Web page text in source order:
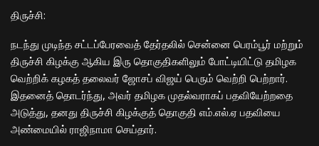
​திருச்சி:
நடந்து முடிந்த சட்டப்பேரவைத் தேர்தலில் சென்னை பெரம்பூர் மற்றும்
திருச்சி கிழக்கு ஆகிய இரு தொகுதிகளிலும் போட்டியிட்டு தமிழக
வெற்றிக் கழகத் தலைவர் ஜோசப் விஜய் பெரும் வெற்றி பெற்றார்.
இதனைத் தொடர்ந்து, அவர் தமிழக முதல்வராகப் பதவியேற்றதை
அடுத்து, தனது திருச்சி கிழக்குத் தொகுதி எம்.எல்.ஏ பதவியை
அண்மையில் ராஜிநாமா செய்தார்.